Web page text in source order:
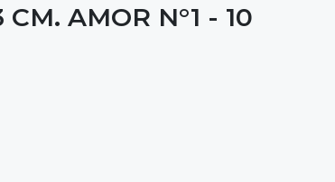
CM. AMOR N°1 - 10